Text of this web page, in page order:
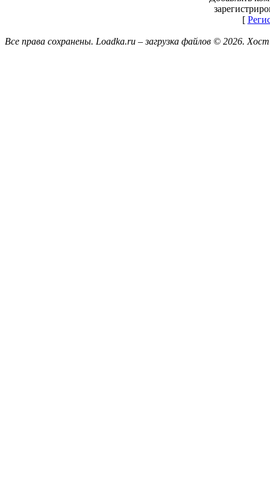
[
Все права сохранены. Loadka.ru – загрузка файлов © 2026.